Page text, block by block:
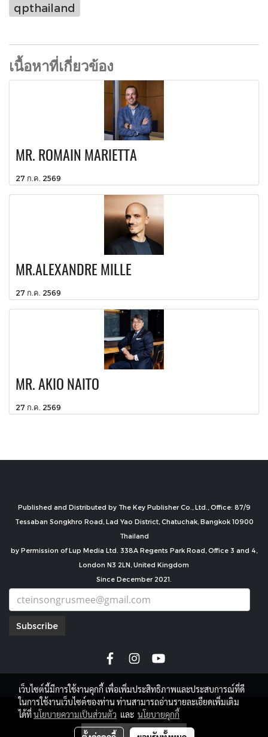
qpthailand
เนื้อหาที่เกี่ยวข้อง
MR. ROMAIN MARIETTA
27 ก.ค. 2569
MR.ALEXANDRE MILLE
27 ก.ค. 2569
MR. AKIO NAITO
27 ก.ค. 2569
Published and Distributed by The Key Publisher Co., Ltd., Office: 87/9
Tessaban Songkhro Road, Lad Yao District, Chatuchak, Bangkok 10900
Thailand
by Permission of Lup Media Ltd. 338A Regents Park Road, Office 3 and 4,
London N3 2LN, United Kingdom
Since December 2021.
Subscribe
copyright by
ผู้เข้าชมวันนี้
1
เว็บไซต์นี้มีการใช้งานคุกกี้ เพื่อเพิ่มประสิทธิภาพและประสบการณ์ที่ดี
ในการใช้งานเว็บไซต์ของท่าน ท่านสามารถอ่านรายละเอียดเพิ่มเติม
ได้ที่นโยบายความเป็นส่วนตัว และ นโยบายคุกกี้